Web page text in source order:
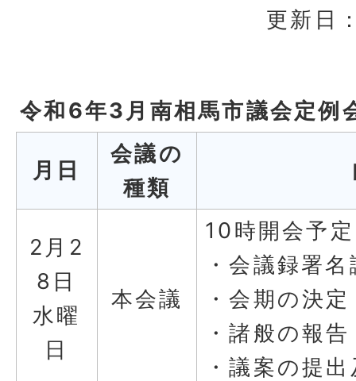
更新日
令和6年3月南相馬市議会定例
月日
会議の
種類
2月2
8日
水曜
日
本会議
10時開会予定
・会議録署
・会期の決定
・諸般の報告
・議案の提